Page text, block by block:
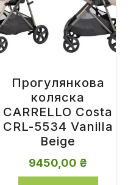
Прогулянкова
коляска
CARRELLO Costa
CRL-5534 Vanilla
Beige
9450,00 ₴